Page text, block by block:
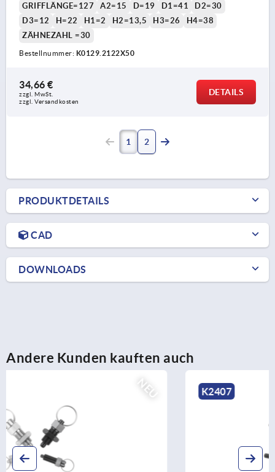
GRIFFLÄNGE=127
A2=15 D=19 D1=41
D2=30
D3=12
H=22 H1=2 H2=13,5 H3=26
H4=38
ZÄHNEZAHL =30
Bestellnummer: K0129.2122X50
34,66 €
zzgl. MwSt.
zzgl. Versandkosten
DETAILS
1 2
PRODUKTDETAILS
CAD
DOWNLOADS
Andere Kunden kauften auch